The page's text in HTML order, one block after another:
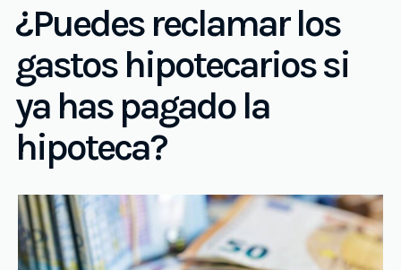
¿Puedes reclamar los
gastos hipotecarios si
ya has pagado la
hipoteca?